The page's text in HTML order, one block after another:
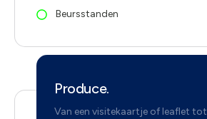
Beursstanden
Produce.
Van een visitekaartje of leaflet